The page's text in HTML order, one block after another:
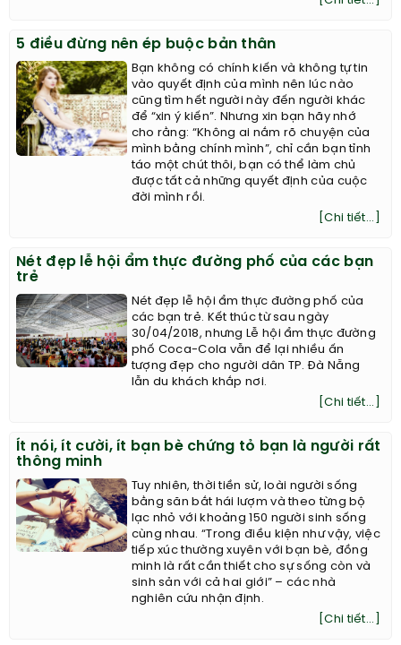
5 điều đừng nên ép buộc bản thân
Bạn không có chính kiến và không tự tin
vào quyết định của mình nên lúc nào
cũng tìm hết người này đến người khác
để “xin ý kiến”. Nhưng xin bạn hãy nhớ
cho rằng: “Không ai nắm rõ chuyện của
mình bằng chính mình”, chỉ cần bạn tỉnh
táo một chút thôi, bạn có thể làm chủ
được tất cả những quyết định của cuộc
đời mình rồi.
[Chi tiết...]
Nét đẹp lễ hội ẩm thực đường phố của các bạn
trẻ
Nét đẹp lễ hội ẩm thực đường phố của
các bạn trẻ. Kết thúc từ sau ngày
30/04/2018, nhưng Lễ hội ẩm thực đường
phố Coca-Cola vẫn để lại nhiều ấn
tượng đẹp cho người dân TP. Đà Nẵng
lẫn du khách khắp nơi.
[Chi tiết...]
Ít nói, ít cười, ít bạn bè chứng tỏ bạn là người rất
thông minh
Tuy nhiên, thời tiền sử, loài người sống
bằng săn bắt hái lượm và theo từng bộ
lạc nhỏ với khoảng 150 người sinh sống
cùng nhau. “Trong điều kiện như vậy, việc
tiếp xúc thường xuyên với bạn bè, đồng
minh là rất cần thiết cho sự sống còn và
sinh sản với cả hai giới” – các nhà
nghiên cứu nhận định.
[Chi tiết...]